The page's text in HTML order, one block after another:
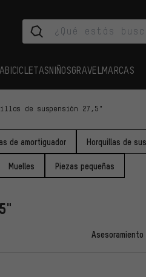
BICICLETASNIÑOSGRAVEL MARCAS
de suspensión 27,5"
de amortiguador Horquillas de
Muelles Piezas pequeñas
Asesoramiento